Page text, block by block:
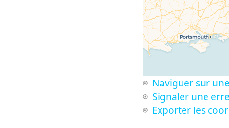
Naviguer sur
Signaler une
Exporter les